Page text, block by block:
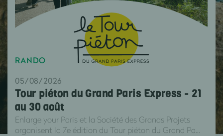
RANDO
05/08/2026
Tour piéton du Grand Paris Express - 21
au 30 août
Enlarge your Paris et la Société des Grands Projets
organisent la 7e édition du Tour piéton du Grand Pa...